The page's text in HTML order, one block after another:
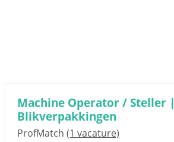
Machine Operator / Steller |
Blikverpakkingen
ProfMatch (1 vacature)